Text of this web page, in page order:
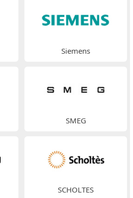
Siemens
SMEG
SCHOLTES